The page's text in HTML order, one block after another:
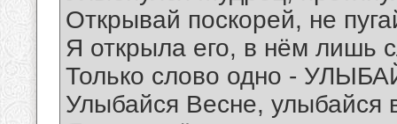
Открывай поскорей, не
Я открыла его, в нём лишь
Только слово одно -
Улыбайся Весне, улыбайся